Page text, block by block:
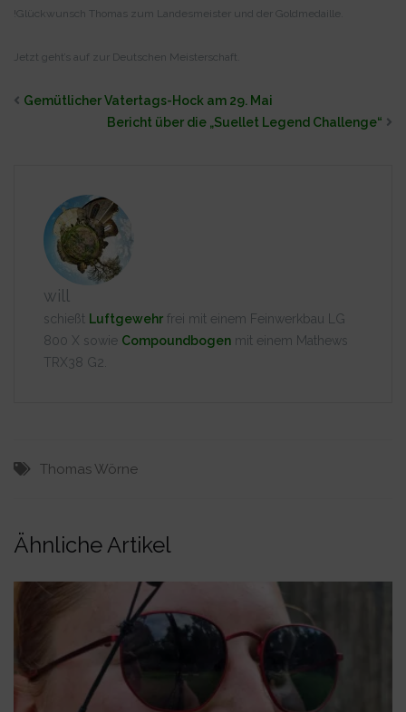
!Glückwunsch Thomas zum Landesmeister und der Goldmedaille.
Jetzt geht’s auf zur Deutschen Meisterschaft.
Gemütlicher Vatertags-Hock am 29. Mai
Bericht über die „Suellet Legend Challenge“
will
schießt Luftgewehr frei mit einem Feinwerkbau LG
800 X sowie Compoundbogen mit einem Mathews
TRX38 G2.
Thomas Wörne
Ähnliche Artikel